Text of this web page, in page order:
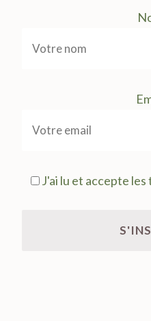
J'ai lu et accepte